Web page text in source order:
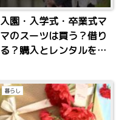
入園・入学式・卒業式マ
マのスーツは買う？借り
る？購入とレンタルを比
暮らし